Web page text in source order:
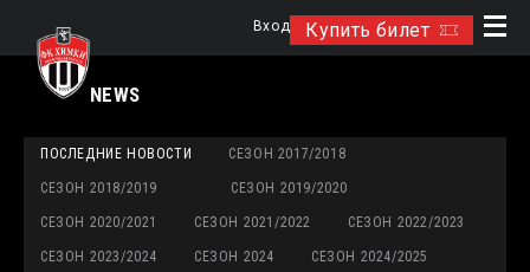
Купить билет
Вход
NEWS
ПОСЛЕДНИЕ НОВОСТИ СЕЗОН 2017/2018
СЕЗОН 2018/2019 СЕЗОН 2019/2020
СЕЗОН 2020/2021 СЕЗОН 2021/2022 СЕЗОН 2022/2023
СЕЗОН 2023/2024 СЕЗОН 2024 СЕЗОН 2024/2025